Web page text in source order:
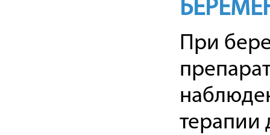
При
терапии